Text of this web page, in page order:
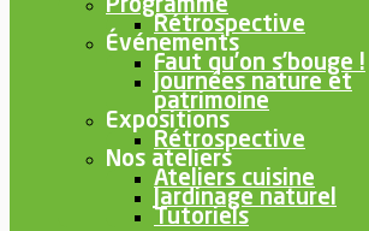
Programme
Rétrospective
Événements
Faut qu’on s’bouge !
Journées nature et
patrimoine
Expositions
Rétrospective
Nos ateliers
Ateliers cuisine
Jardinage naturel
Tutoriels